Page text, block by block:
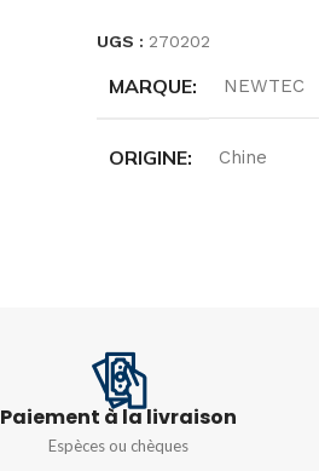
UGS : 270202
MARQUE NEWTEC
ORIGINE Chine
240-14
Paiement à la livraison
Espèces ou chèques